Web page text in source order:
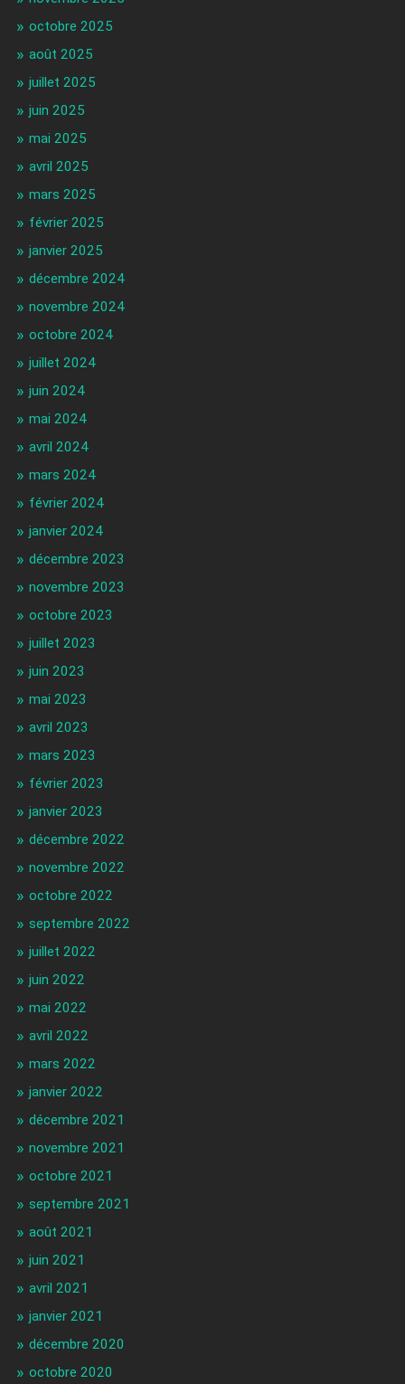
octobre 2025
août 2025
juillet 2025
juin 2025
mai 2025
avril 2025
mars 2025
février 2025
janvier 2025
décembre 2024
novembre 2024
octobre 2024
juillet 2024
juin 2024
mai 2024
avril 2024
mars 2024
février 2024
janvier 2024
décembre 2023
novembre 2023
octobre 2023
juillet 2023
juin 2023
mai 2023
avril 2023
mars 2023
février 2023
janvier 2023
décembre 2022
novembre 2022
octobre 2022
septembre 2022
juillet 2022
juin 2022
mai 2022
avril 2022
mars 2022
janvier 2022
décembre 2021
novembre 2021
octobre 2021
septembre 2021
août 2021
juin 2021
avril 2021
janvier 2021
décembre 2020
octobre 2020